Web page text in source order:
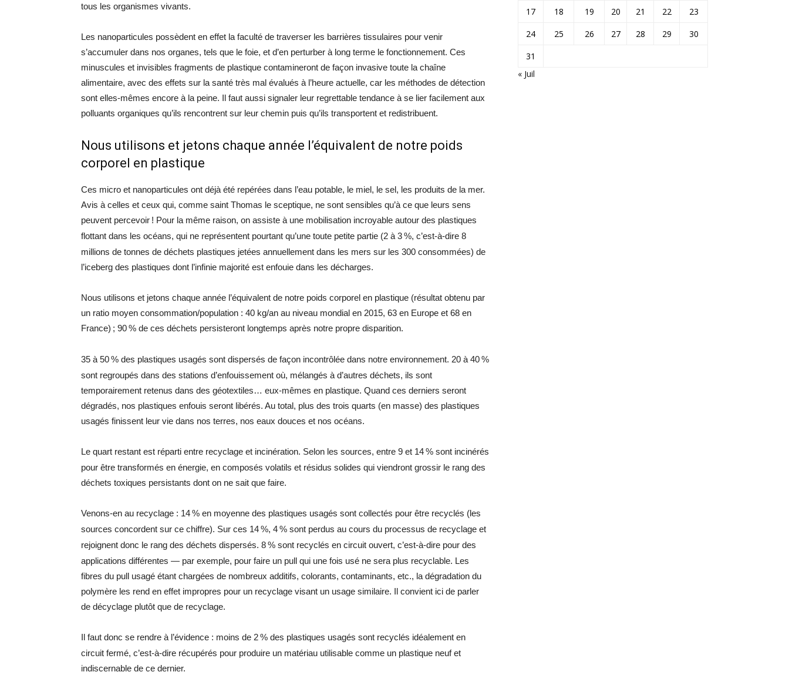
tous les organismes vivants.
Les nanoparticules possèdent en effet la faculté de traverser les barrières tissulaires pour venir
s’accumuler dans nos organes, tels que le foie, et d’en perturber à long terme le fonctionnement. Ces
minuscules et invisibles fragments de plastique contamineront de façon invasive toute la chaîne
alimentaire, avec des effets sur la santé très mal évalués à l’heure actuelle, car les méthodes de détection
sont elles-mêmes encore à la peine. Il faut aussi signaler leur regrettable tendance à se lier facilement aux
polluants organiques qu’ils rencontrent sur leur chemin puis qu’ils transportent et redistribuent.
Nous utilisons et jetons chaque année l’équivalent de notre poids
corporel en plastique
Ces micro et nanoparticules ont déjà été repérées dans l’eau potable, le miel, le sel, les produits de la mer.
Avis à celles et ceux qui, comme saint Thomas le sceptique, ne sont sensibles qu’à ce que leurs sens
peuvent percevoir ! Pour la même raison, on assiste à une mobilisation incroyable autour des plastiques
flottant dans les océans, qui ne représentent pourtant qu’une toute petite partie (2 à 3%, c’est-à-dire 8
millions de tonnes de déchets plastiques jetées annuellement dans les mers sur les 300 consommées) de
l’iceberg des plastiques dont l’infinie majorité est enfouie dans les décharges.
Nous utilisons et jetons chaque année l’équivalent de notre poids corporel en plastique (résultat obtenu par
un ratio moyen consommation/population : 40 kg/an au niveau mondial en 2015, 63 en Europe et 68 en
France) ; 90% de ces déchets persisteront longtemps après notre propre disparition.
35 à 50% des plastiques usagés sont dispersés de façon incontrôlée dans notre environnement. 20 à 40%
sont regroupés dans des stations d’enfouissement où, mélangés à d’autres déchets, ils sont
temporairement retenus dans des géotextiles… eux-mêmes en plastique. Quand ces derniers seront
dégradés, nos plastiques enfouis seront libérés. Au total, plus des trois quarts (en masse) des plastiques
usagés finissent leur vie dans nos terres, nos eaux douces et nos océans.
Le quart restant est réparti entre recyclage et incinération. Selon les sources, entre 9 et 14% sont incinérés
pour être transformés en énergie, en composés volatils et résidus solides qui viendront grossir le rang des
déchets toxiques persistants dont on ne sait que faire.
Venons-en au recyclage : 14% en moyenne des plastiques usagés sont collectés pour être recyclés (les
sources concordent sur ce chiffre). Sur ces 14%, 4% sont perdus au cours du processus de recyclage et
rejoignent donc le rang des déchets dispersés. 8% sont recyclés en circuit ouvert, c’est-à-dire pour des
applications différentes — par exemple, pour faire un pull qui une fois usé ne sera plus recyclable. Les
fibres du pull usagé étant chargées de nombreux additifs, colorants, contaminants, etc., la dégradation du
polymère les rend en effet impropres pour un recyclage visant un usage similaire. Il convient ici de parler
de décyclage plutôt que de recyclage.
Il faut donc se rendre à l’évidence : moins de 2% des plastiques usagés sont recyclés idéalement en
circuit fermé, c’est-à-dire récupérés pour produire un matériau utilisable comme un plastique neuf et
indiscernable de ce dernier.
17
18 19 20 21 22
23
24
25 26 27 28 29
30
31
« Juil